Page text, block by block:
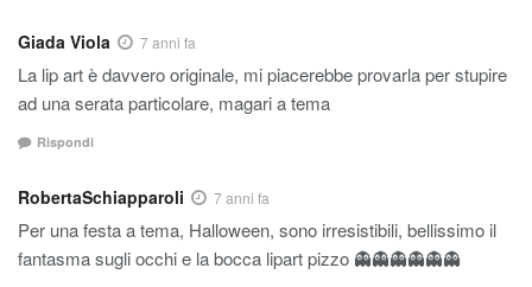
Giada Viola 7 anni fa
La lip art è davvero originale, mi piacerebbe provarla per stupire
ad una serata particolare, magari a tema
Rispondi
RobertaSchiapparoli 7 anni fa
Per una festa a tema, Halloween, sono irresistibili, bellissimo il
fantasma sugli occhi e la bocca lipart pizzo 👻👻👻👻👻👻